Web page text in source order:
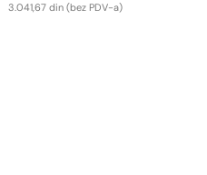
3.041,67 din (bez PDV-a)